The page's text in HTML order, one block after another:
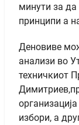
минути за да
принципи а
Деновиве
анализи во
техничкиот
избори, а